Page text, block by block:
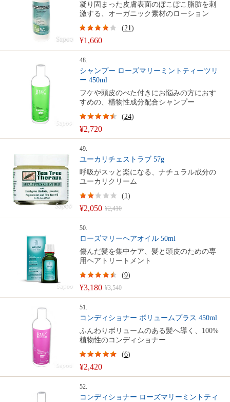
凝り固まった皮膚表面のぼこぼこ脂肪を刺
激する、オーガニック素材のローション
¥1,660
(21)
48.
シャンプー ローズマリーミントティーツリ
ー 450ml
フケや頭皮のべた付きにお悩みの方におす
すめの、植物性成分配合シャンプー
¥2,720
(24)
49.
ユーカリチェストラブ 57g
呼吸がスッと楽になる、ナチュラル成分の
ユーカリクリーム
¥2,050 ¥2,410
(1)
50.
ローズマリーヘアオイル 50ml
傷んだ髪を集中ケア、髪と頭皮のための専
用ヘアトリートメント
¥3,180 ¥3,540
(9)
51.
コンディショナー ボリュームプラス 450ml
ふんわりボリュームのある髪へ導く、100%
植物性のコンディショナー
¥2,420
(6)
52.
コンディショナー ローズマリーミントティ